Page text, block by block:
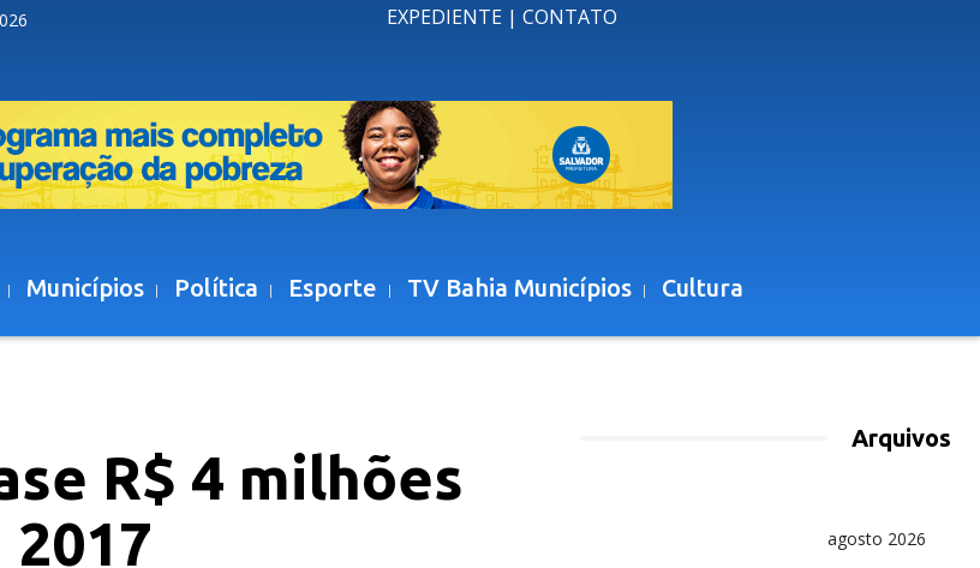
EXPEDIENTE | CONTATO
Municípios Política Esporte TV Bahia Municípios Cultura
R$ 4 milhões
Arquivos
agosto 2026